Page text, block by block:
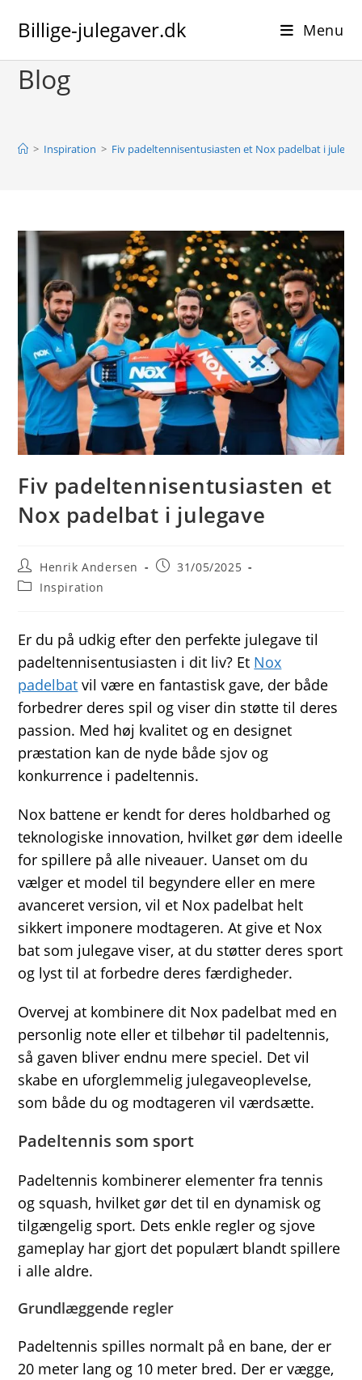
Billige-julegaver.dk Menu
Blog
> Inspiration > Fiv padeltennisentusiasten et Nox padelbat i
Fiv padeltennisentusiasten et
Nox padelbat i julegave
Post
author:
Henrik Andersen
Post31/05/2025
PostInspiration
Er du på udkig efter den perfekte julegave til
padeltennisentusiasten i dit liv? Et Nox
padelbat vil være en fantastisk gave, der både
forbedrer deres spil og viser din støtte til deres
passion. Med høj kvalitet og en designet
præstation kan de nyde både sjov og
konkurrence i padeltennis.
Nox battene er kendt for deres holdbarhed og
teknologiske innovation, hvilket gør dem ideelle
for spillere på alle niveauer. Uanset om du
vælger et model til begyndere eller en mere
avanceret version, vil et Nox padelbat helt
sikkert imponere modtageren. At give et Nox
bat som julegave viser, at du støtter deres sport
og lyst til at forbedre deres færdigheder.
Overvej at kombinere dit Nox padelbat med en
personlig note eller et tilbehør til padeltennis,
så gaven bliver endnu mere speciel. Det vil
skabe en uforglemmelig julegaveoplevelse,
som både du og modtageren vil værdsætte.
Padeltennis som sport
Padeltennis kombinerer elementer fra tennis
og squash, hvilket gør det til en dynamisk og
tilgængelig sport. Dets enkle regler og sjove
gameplay har gjort det populært blandt spillere
i alle aldre.
Grundlæggende regler
Padeltennis spilles normalt på en bane, der er
20 meter lang og 10 meter bred. Der er vægge,